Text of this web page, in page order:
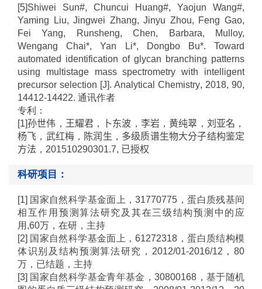
[5]Shiwei Sun#, Chuncui Huang#, Yaojun Wang#,
Yaming Liu, Jingwei Zhang, Jinyu Zhou, Feng Gao,
Fei Yang, Runsheng, Chen, Barbara, Mulloy,
Wengang Chai*, Yan Li*, Dongbo Bu*. Toward
automated identification of glycan branching patterns
using multistage mass spectrometry with intelligent
precursor selection [J]. Analytical Chemistry, 2018, 90,
14412-14422. 通讯作者
专利：
[1]孙世伟 ， 王耀君 ， 卜东波 ， 李岩 ， 黄纯翠 ， 刘亚名 ，
杨飞 ， 武红梅 ， 陈润生 ， 多级质谱生物大分子结构鉴定
方法 ， 201510290301.7, 已授权
科研项目：
[1] 国家自然科学基金面上，31770775，蛋白质残基间
相互作用预测算法研究及其在三级结构预测中的应
用,60万，在研，主持
[2] 国家自然科学基金面上，61272318，蛋白质结构模
体识别及结构预测算法研究，2012/01-2016/12，80
万，已结题，主持
[3] 国家自然科学基金青年基金，30800168，基于随机